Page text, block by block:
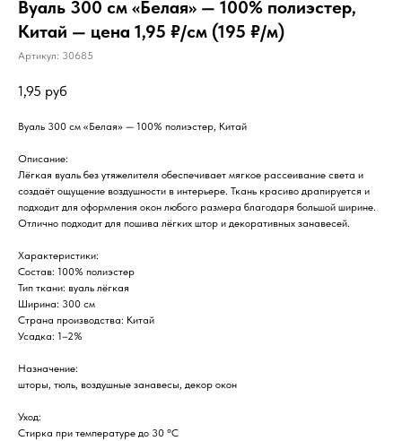
Вуаль 300 см «Белая» — 100% полиэстер,
Китай — цена 1,95 ₽/см (195 ₽/м)
Артикул: 30685
1,95 руб
Вуаль 300 см «Белая» — 100% полиэстер, Китай
Описание:
Лёгкая вуаль без утяжелителя обеспечивает мягкое рассеивание света и
создаёт ощущение воздушности в интерьере. Ткань красиво драпируется и
подходит для оформления окон любого размера благодаря большой ширине.
Отлично подходит для пошива лёгких штор и декоративных занавесей.
Характеристики:
Состав: 100% полиэстер
Тип ткани: вуаль лёгкая
Ширина: 300 см
Страна производства: Китай
Усадка: 1–2%
Назначение:
шторы, тюль, воздушные занавесы, декор окон
Уход:
Стирка при температуре до 30 °C